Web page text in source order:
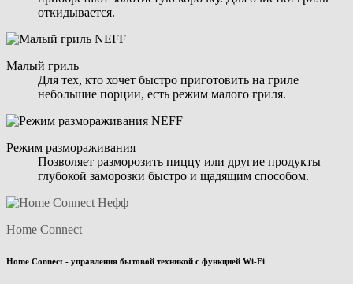
откидывается.
Малый гриль
Для тех, кто хочет быстро приготовить на гриле
небольшие порции, есть режим малого гриля.
Режим размораживания
Позволяет разморозить пиццу или другие продукты
глубокой заморозки быстро и щадящим способом.
Home Connect
Home Connect - управления бытовой техникой с функцией Wi-Fi